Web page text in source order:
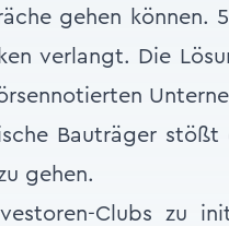
gehen können.
verlangt. Die
Bauträger
gehen.
Clubs zu